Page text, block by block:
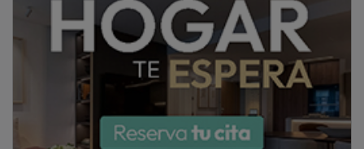
público, atletas y buenos tiempos”, destacó tras una
jornada que volvió a consolidar a Guadalajara como
una de las grandes citas del atletismo nacional.
Las carreras también dejaron actuaciones
sobresalientes. El andorrano Pol Moya estableció un
nuevo récord nacional de Andorra en los 800 metros,
mientras que el colombiano Pedro Alejandro Marín